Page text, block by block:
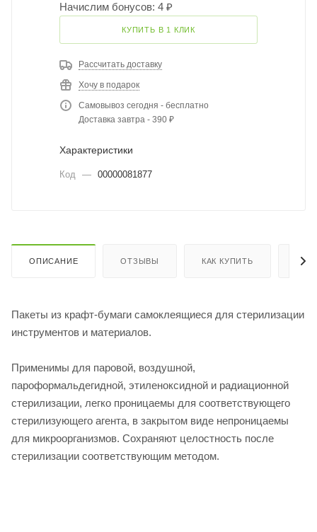
Начислим бонусов: 4 ₽
КУПИТЬ В 1 КЛИК
Рассчитать доставку
Хочу в подарок
Самовывоз сегодня - бесплатно
Доставка завтра - 390 ₽
Характеристики
Код — 00000081877
ОПИСАНИЕ ОТЗЫВЫ КАК КУПИТЬ
Пакеты из крафт-бумаги самоклеящиеся для стерилизации
инструментов и материалов.
Применимы для паровой, воздушной,
пароформальдегидной, этиленоксидной и радиационной
стерилизации, легко проницаемы для соответствующего
стерилизующего агента, в закрытом виде непроницаемы
для микроорганизмов. Сохраняют целостность после
стерилизации соответствующим методом.